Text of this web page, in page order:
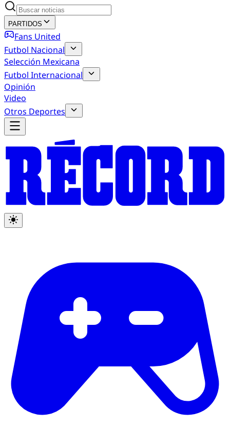
PARTIDOS
Fans United
Futbol Nacional
Selección Mexicana
Futbol Internacional
Opinión
Video
Otros Deportes